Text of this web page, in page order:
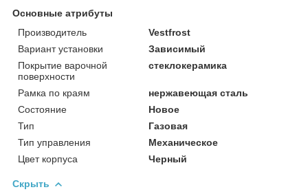
Основные атрибуты
Производитель
Vestfrost
Вариант установки
Зависимый
Покрытие варочной
поверхности
стеклокерамика
Рамка по краям
нержавеющая сталь
Состояние
Новое
Тип
Газовая
Тип управления
Механическое
Цвет корпуса
Черный
Скрыть